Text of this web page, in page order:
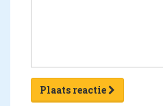
Plaats reactie